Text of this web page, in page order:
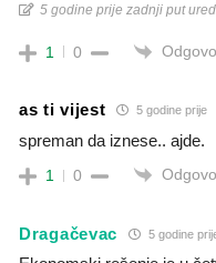
5 godine prije zadnji put
1 0
as ti vijest 5 godine prije
spreman da iznese.. ajde.
1 0
Dragačevac 5 godine